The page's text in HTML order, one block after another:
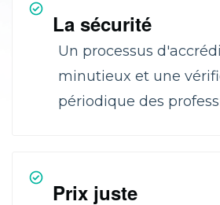
La sécurité
Un processus
minutieux et une
périodique des
Prix juste